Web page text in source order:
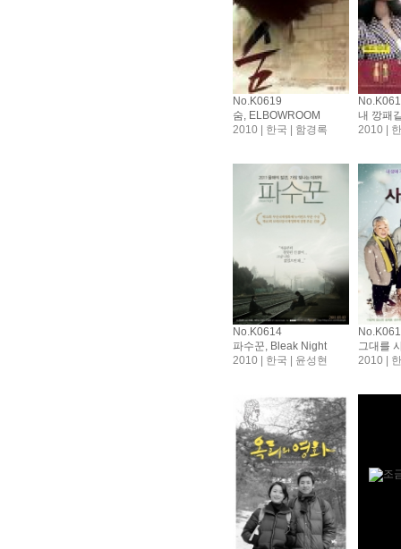
No.K0619
숨, ELBOWROOM
2010 | 한국 | 함경록
2010 |
No.K0614
파수꾼, Bleak Night
2010 | 한국 | 윤성현
2010 |